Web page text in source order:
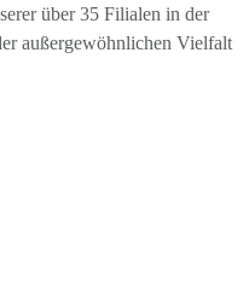
über 35 Filialen in der
außergewöhnlichen Vielfalt